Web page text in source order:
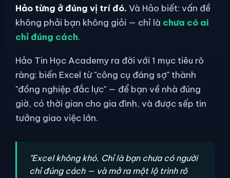
Hảo từng ở đúng vị trí đó. Và Hảo biết: vấn đề
không phải bạn không giỏi — chỉ là chưa có ai
chỉ đúng cách.
Hảo Tin Học Academy ra đời với 1 mục tiêu rõ
ràng: biến Excel từ "công cụ đáng sợ" thành
"đồng nghiệp đắc lực" — để bạn về nhà đúng
giờ, có thời gian cho gia đình, và được sếp tin
tưởng giao việc lớn.
"Excel không khó. Chỉ là bạn chưa có người
chỉ đúng cách — và mở ra một lộ trình rõ